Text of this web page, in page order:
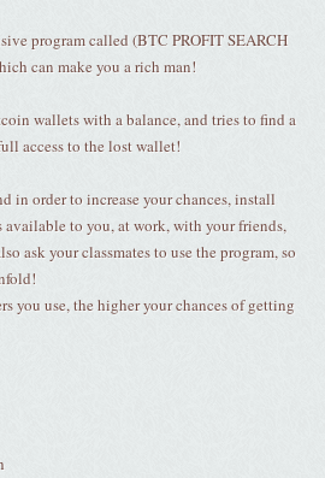
program called (BTC PROFIT SEARCH
can make you a rich man!
wallets with a balance, and tries to find a
access to the lost wallet!
in order to increase your chances, install
available to you, at work, with your friends,
ask your classmates to use the program, so
you use, the higher your chances of getting